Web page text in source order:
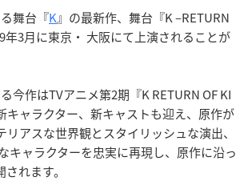
舞台『K』の最新作、舞台『K –RETURN
年3月に東京・ 大阪にて上演されることが
今作はTVアニメ第2期『K RETURN OF KI
キャラクター、新キャストも迎え、原作が
アスな世界観とスタイリッシュな演出、
キャラクターを忠実に再現し、原作に沿っ
れます。